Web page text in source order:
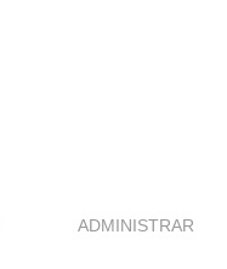
ADMINISTRAR